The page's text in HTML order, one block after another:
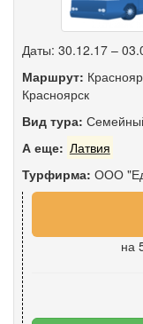
Даты: 30.12.17 –
Маршрут:
Красноярск
Вид тура:
А еще: Латвия
Турфирма: ООО
на